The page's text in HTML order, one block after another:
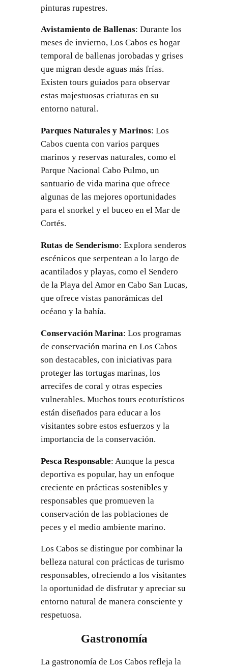
pinturas rupestres.
Avistamiento de Ballenas: Durante los
meses de invierno, Los Cabos es hogar
temporal de ballenas jorobadas y grises
que migran desde aguas más frías.
Existen tours guiados para observar
estas majestuosas criaturas en su
entorno natural.
Parques Naturales y Marinos: Los
Cabos cuenta con varios parques
marinos y reservas naturales, como el
Parque Nacional Cabo Pulmo, un
santuario de vida marina que ofrece
algunas de las mejores oportunidades
para el snorkel y el buceo en el Mar de
Cortés.
Rutas de Senderismo: Explora senderos
escénicos que serpentean a lo largo de
acantilados y playas, como el Sendero
de la Playa del Amor en Cabo San Lucas,
que ofrece vistas panorámicas del
océano y la bahía.
Conservación Marina: Los programas
de conservación marina en Los Cabos
son destacables, con iniciativas para
proteger las tortugas marinas, los
arrecifes de coral y otras especies
vulnerables. Muchos tours ecoturísticos
están diseñados para educar a los
visitantes sobre estos esfuerzos y la
importancia de la conservación.
Pesca Responsable: Aunque la pesca
deportiva es popular, hay un enfoque
creciente en prácticas sostenibles y
responsables que promueven la
conservación de las poblaciones de
peces y el medio ambiente marino.
Los Cabos se distingue por combinar la
belleza natural con prácticas de turismo
responsables, ofreciendo a los visitantes
la oportunidad de disfrutar y apreciar su
entorno natural de manera consciente y
respetuosa.
Gastronomía
La gastronomía de Los Cabos refleja la